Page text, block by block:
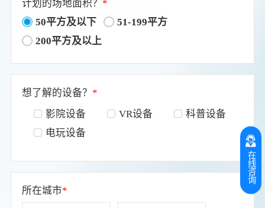
计划的场地面积？ *
50平方及以下
51-199平方
200平方及以上
想了解的设备？ *
影院设备
VR设备
科普设备
电玩设备
所在城市*
在线咨询